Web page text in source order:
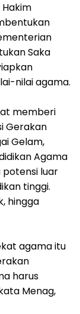
Saka
nilai agama.
memberi
Gerakan
Gelam,
Agama
potensi luar
tinggi.
hingga
agama itu
harus
Menag,